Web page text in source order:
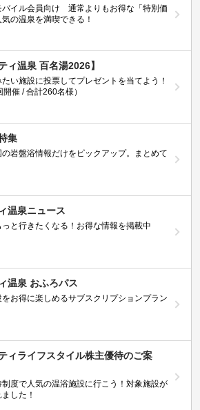
バイル会員向け 通常よりもお得な「特別価
の温泉を満喫できる！
ィ温泉 百名湯2026】
い施設に投票してプレゼントを当てよう！
開催 / 合計260名様）
集
の岩盤浴情報だけをピックアップ。まとめて
温泉ニュース
と行きたくなる！お得な情報を掲載中
温泉 おふろパス
お得に楽しめるサブスクリプションプラン
ティライフスタイル株主優待のご案
制度で人気の温浴施設に行こう！対象施設が
した！